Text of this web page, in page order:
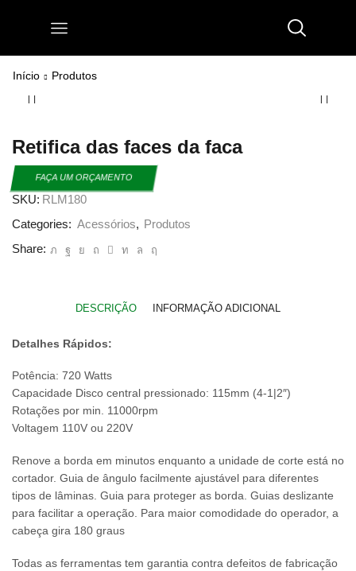
Início Produtos
Retifica das faces da faca
FAÇA UM ORÇAMENTO
SKU: RLM180
Categories: Acessórios, Produtos
Share:
DESCRIÇÃO INFORMAÇÃO ADICIONAL
Detalhes Rápidos:
Potência: 720 Watts
Capacidade Disco central pressionado: 115mm (4-1|2″)
Rotações por min. 11000rpm
Voltagem 110V ou 220V
Renove a borda em minutos enquanto a unidade de corte está no
cortador. Guia de ângulo facilmente ajustável para diferentes
tipos de lâminas. Guia para proteger as borda. Guias deslizante
para facilitar a operação. Para maior comodidade do operador, a
cabeça gira 180 graus
Todas as ferramentas tem garantia contra defeitos de fabricação